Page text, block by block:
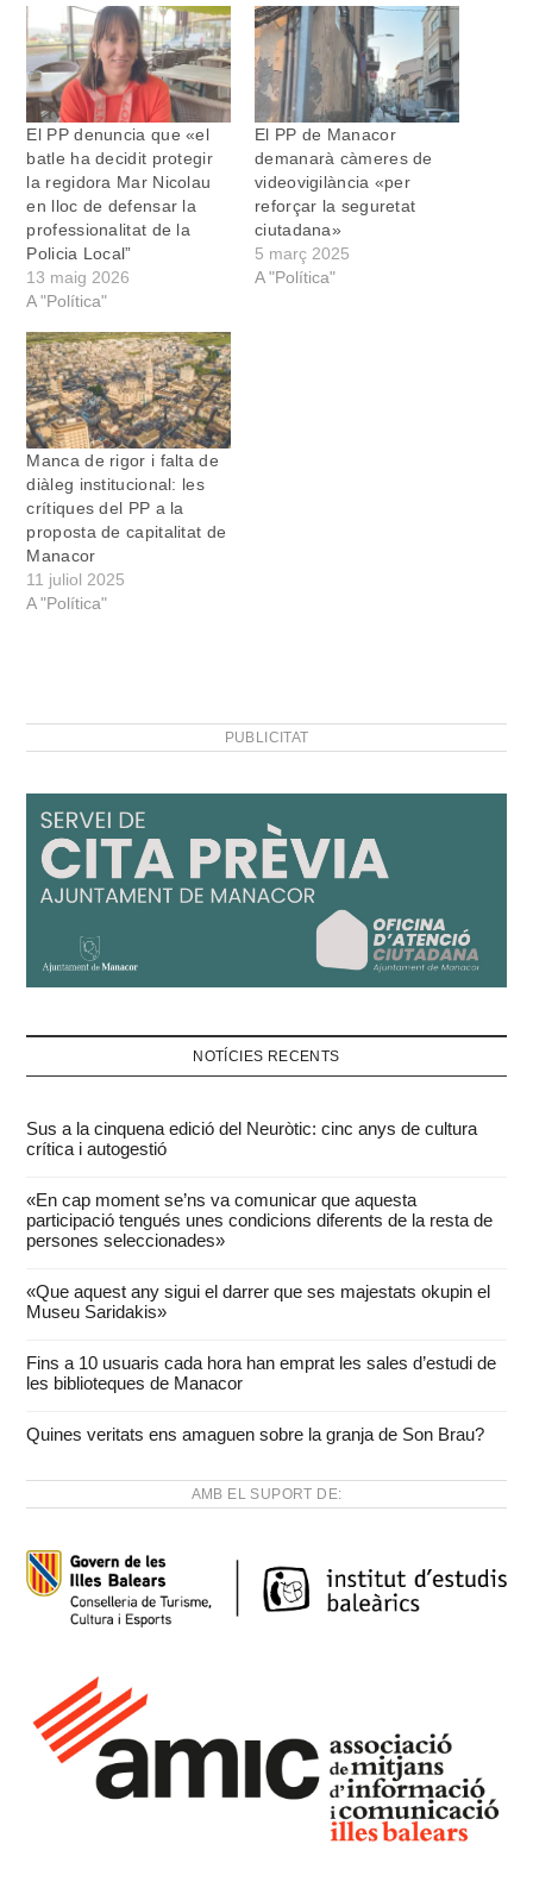
El PP denuncia que «el
batle ha decidit protegir
la regidora Mar Nicolau
en lloc de defensar la
professionalitat de la
Policia Local”
13 maig 2026
A "Política"
El PP de Manacor
demanarà càmeres de
videovigilància «per
reforçar la seguretat
ciutadana»
5 març 2025
A "Política"
Manca de rigor i falta de
diàleg institucional: les
crítiques del PP a la
proposta de capitalitat de
Manacor
11 juliol 2025
A "Política"
PUBLICITAT
NOTÍCIES RECENTS
Sus a la cinquena edició del Neuròtic: cinc anys de cultura
crítica i autogestió
«En cap moment se’ns va comunicar que aquesta
participació tengués unes condicions diferents de la resta de
persones seleccionades»
«Que aquest any sigui el darrer que ses majestats okupin el
Museu Saridakis»
Fins a 10 usuaris cada hora han emprat les sales d’estudi de
les biblioteques de Manacor
Quines veritats ens amaguen sobre la granja de Son Brau?
AMB EL SUPORT DE: